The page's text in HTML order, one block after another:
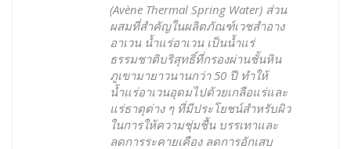
(Avène Thermal Spring Water) ส่วน
ผสมที่สำคัญในผลิตภัณฑ์เวชสำอาง
อาเวน น้ำแร่อาเวน เป็นน้ำแร่
ธรรมชาติบริสุทธิ์ที่กรองผ่านชั้นหิน
ภูเขามายาวนานกว่า 50 ปี ทำให้
น้ำแร่อาเวนอุดมไปด้วยเกลือแร่และ
แร่ธาตุต่าง ๆ ที่มีประโยชน์สำหรับผิว
ในการให้ความชุ่มชื้น บรรเทาและ
ลดการระคายเคือง ลดการอักเสบ